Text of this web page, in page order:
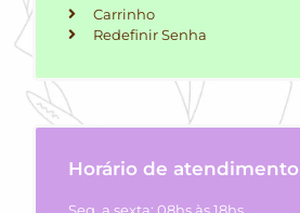
Carrinho
Redefinir Senha
Horário de atendimento
Seg. a sexta: 08hs às 18hs